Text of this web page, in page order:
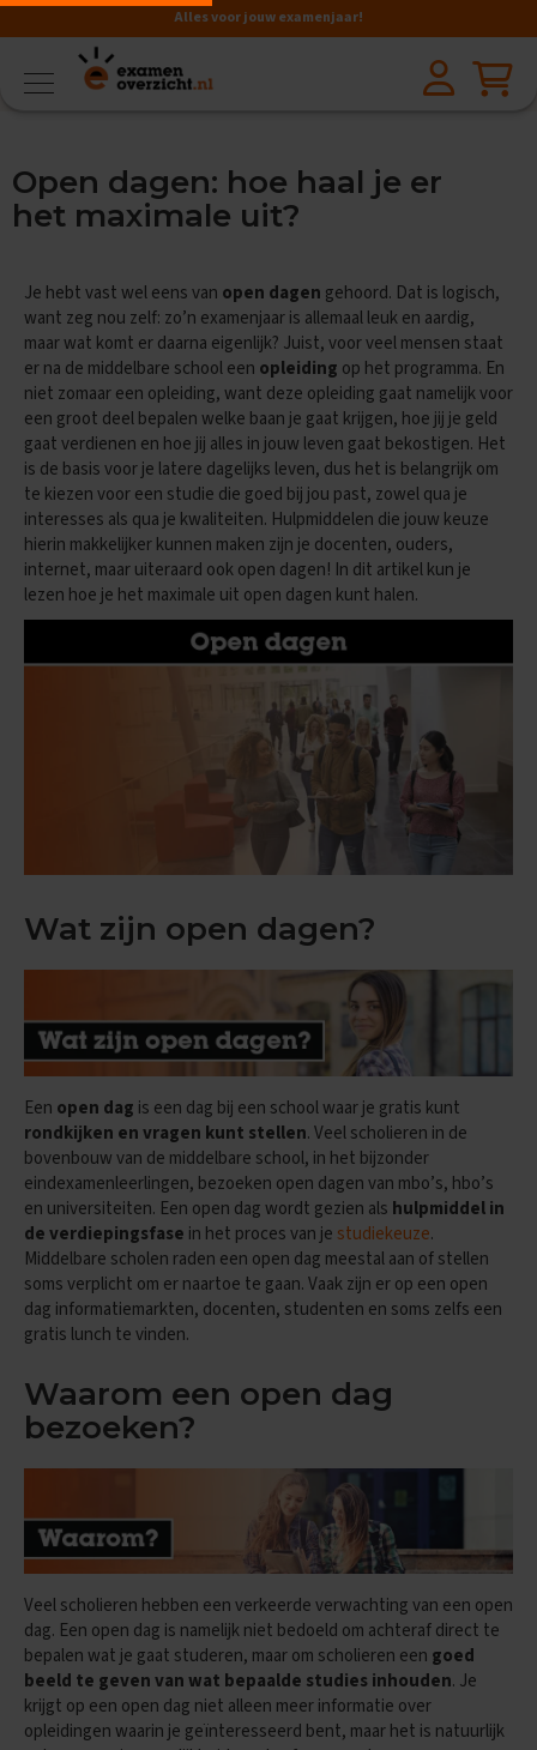
Alles voor jouw examenjaar!
VMBO
a
k
k
A
a
d
r
i
j
k
s
u
n
d
e
x
O
f
e
n
a
m
e
s
B
i
o
l
g
i
e
a
m
e
n
p
s
O
f
e
n
e
x
Open dagen: hoe haal je er
het maximale uit?
Je hebt vast wel eens van open dagen gehoord. Dat is logisch,
want zeg nou zelf: zo’n examenjaar is allemaal leuk en aardig,
maar wat komt er daarna eigenlijk? Juist, voor veel mensen staat
er na de middelbare school een opleiding op het programma. En
niet zomaar een opleiding, want deze opleiding gaat namelijk voor
een groot deel bepalen welke baan je gaat krijgen, hoe jij je geld
gaat verdienen en hoe jij alles in jouw leven gaat bekostigen. Het
is de basis voor je latere dagelijks leven, dus het is belangrijk om
te kiezen voor een studie die goed bij jou past, zowel qua je
interesses als qua je kwaliteiten. Hulpmiddelen die jouw keuze
hierin makkelijker kunnen maken zijn je docenten, ouders,
internet, maar uiteraard ook open dagen! In dit artikel kun je
lezen hoe je het maximale uit open dagen kunt halen.
Wat zijn open dagen?
Een open dag is een dag bij een school waar je gratis kunt
rondkijken en vragen kunt stellen. Veel scholieren in de
bovenbouw van de middelbare school, in het bijzonder
eindexamenleerlingen, bezoeken open dagen van mbo’s, hbo’s
en universiteiten. Een open dag wordt gezien als hulpmiddel in
de verdiepingsfase in het proces van je studiekeuze.
Middelbare scholen raden een open dag meestal aan of stellen
soms verplicht om er naartoe te gaan. Vaak zijn er op een open
dag informatiemarkten, docenten, studenten en soms zelfs een
gratis lunch te vinden.
Waarom een open dag
bezoeken?
Veel scholieren hebben een verkeerde verwachting van een open
dag. Een open dag is namelijk niet bedoeld om achteraf direct te
bepalen wat je gaat studeren, maar om scholieren een goed
beeld te geven van wat bepaalde studies inhouden. Je
krijgt op een open dag niet alleen meer informatie over
opleidingen waarin je geïnteresseerd bent, maar het is natuurlijk